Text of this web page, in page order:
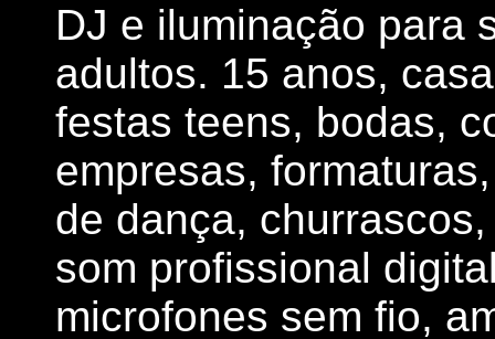
DJ e iluminação para
adultos. 15 anos,
festas teens, bodas,
empresas,
de dança,
som profissional
microfones sem fio,